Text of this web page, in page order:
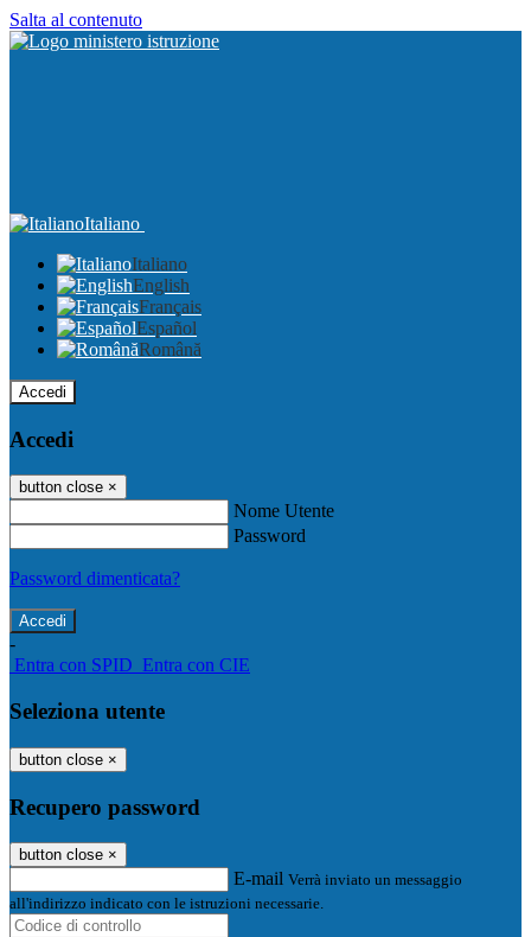
Salta al contenuto
Italiano
Italiano
English
Français
Español
Română
Accedi
Accedi
button close ×
Nome Utente
Password
Password dimenticata?
-
Entra con SPID Entra con CIE
Seleziona utente
button close ×
Recupero password
button close ×
E-mail Verrà inviato un messaggio
all'indirizzo indicato con le istruzioni necessarie.